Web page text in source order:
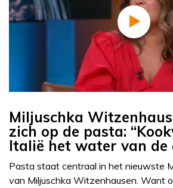
Miljuschka
zich op de pasta:
Italië het water van de
Pasta staat centraal in het nieuwste
van Miljuschka Witzenhausen. Want